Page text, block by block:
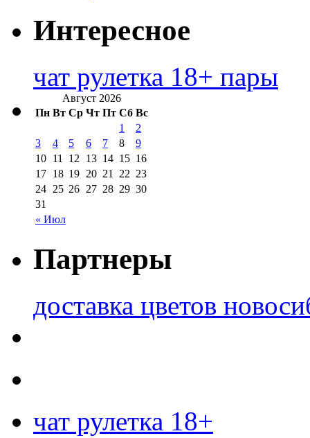
Интересное
чат рулетка 18+ пары
Август 2026
Пн Вт Ср Чт Пт Сб Вс
« Июл
1
2
3
4 5 6 7 8
9
10 11 12 13 14 15 16
17 18 19 20 21 22 23
24 25 26 27 28 29 30
31
Партнеры
доставка цветов
чат рулетка 18+